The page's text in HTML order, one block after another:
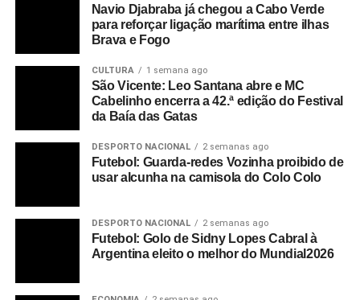
Navio Djabraba já chegou a Cabo Verde
para reforçar ligação marítima entre ilhas
Brava e Fogo
CULTURA 1 semana ago
São Vicente: Leo Santana abre e MC
Cabelinho encerra a 42.ª edição do Festival
da Baía das Gatas
DESPORTO NACIONAL 2 semanas ago
Futebol: Guarda-redes Vozinha proibido de
usar alcunha na camisola do Colo Colo
DESPORTO NACIONAL 2 semanas ago
Futebol: Golo de Sidny Lopes Cabral à
Argentina eleito o melhor do Mundial2026